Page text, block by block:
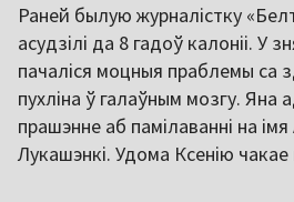
Раней былую журналістку
асудзілі да 8 гадоў калоніі. У
пачаліся моцныя праблемы са
пухліна ў галаўным мозгу. Яна
прашэнне аб памілаванні на
Лукашэнкі. Удома Ксенію